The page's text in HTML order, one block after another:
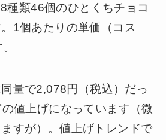
種類46個のひとくちチョコ
1個あたりの単価（コス
量で2,078円（税込）だっ
値上げになっています（微
すが）。値上げトレンドで